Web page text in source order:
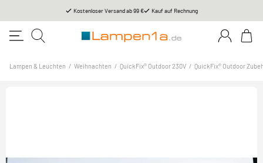
Kostenloser Versand ab 99 € Kauf auf Rechnung
Lampen & Leuchten / Weihnachten / QuickFix® Outdoor 230V / QuickFix® Outdoor